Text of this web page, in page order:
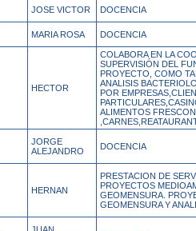
JOSE VICTOR DOCENCIA
MARIA ROSA DOCENCIA
HECTOR
COLABORA EN LA
SUPERVISIÓN DEL
PROYECTO, COMO
ANALISIS
POR
ALIMENTOS
JORGE
ALEJANDRO
DOCENCIA
HERNAN
PRESTACION DE
PROYECTOS
GEOMENSURA.
GEOMENSURA Y